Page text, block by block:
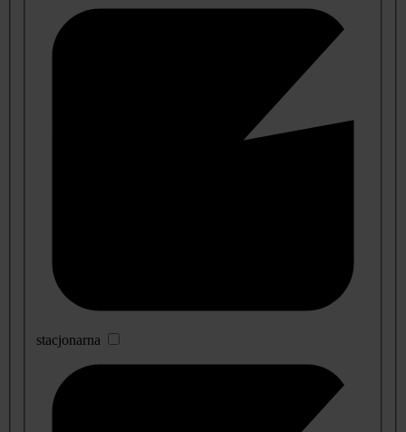
stacjonarna